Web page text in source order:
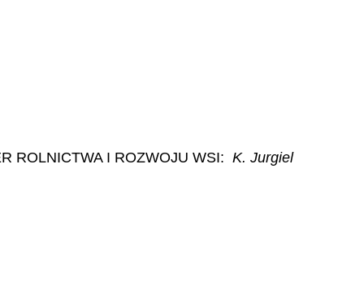
ROLNICTWA I ROZWOJU WSI: K. Jurgiel